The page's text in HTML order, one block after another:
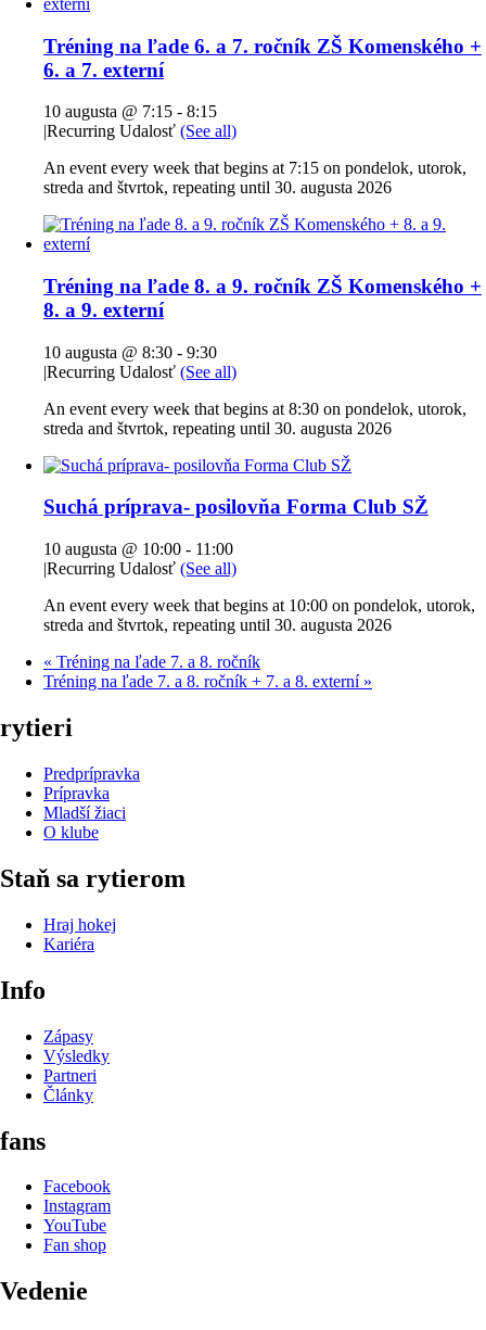
Tréning na ľade 6. a 7. ročník ZŠ Komenského +
6. a 7. externí
10 augusta @ 7:15 - 8:15
|Recurring Udalosť (See all)
An event every week that begins at 7:15 on pondelok, utorok,
streda and štvrtok, repeating until 30. augusta 2026
Tréning na ľade 8. a 9. ročník ZŠ Komenského +
8. a 9. externí
10 augusta @ 8:30 - 9:30
|Recurring Udalosť (See all)
An event every week that begins at 8:30 on pondelok, utorok,
streda and štvrtok, repeating until 30. augusta 2026
Suchá príprava- posilovňa Forma Club SŽ
10 augusta @ 10:00 - 11:00
|Recurring Udalosť (See all)
An event every week that begins at 10:00 on pondelok, utorok,
streda and štvrtok, repeating until 30. augusta 2026
« Tréning na ľade 7. a 8. ročník
Tréning na ľade 7. a 8. ročník + 7. a 8. externí »
rytieri
Predprípravka
Prípravka
Mladší žiaci
O klube
Staň sa rytierom
Hraj hokej
Kariéra
Info
Zápasy
Výsledky
Partneri
Články
fans
Facebook
Instagram
YouTube
Fan shop
Vedenie